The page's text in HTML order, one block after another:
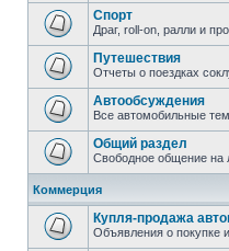
Спорт
Драг, roll-on, ралли и
Путешествия
Отчеты о поездках
Автообсуждения
Все автомобильные
Общий раздел
Свободное общение
Коммерция
Купля-продажа
Объявления о покупке